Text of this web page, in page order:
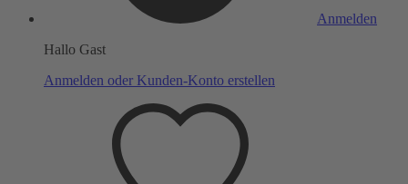
Anmelden
Hallo Gast
Anmelden oder Kunden-Konto erstellen